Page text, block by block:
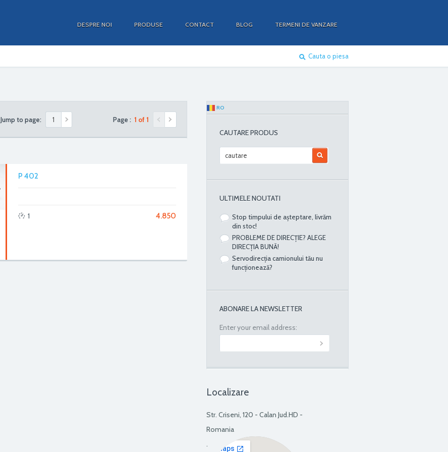
DESPRE NOI PRODUSE CONTACT BLOG TERMENI DE VANZARE
Cauta o piesa
Jump to page: Page : 1 of 1
P 402
4.850
1
RO
CAUTARE PRODUS
ULTIMELE NOUTATI
Stop timpului de așteptare, livrăm
din stoc!
PROBLEME DE DIRECȚIE? ALEGE
DIRECȚIA BUNĂ!
Servodirecția camionului tău nu
funcționează?
ABONARE LA NEWSLETTER
Enter your email address:
Localizare
Str. Criseni, 120 - Calan Jud.HD -
Romania